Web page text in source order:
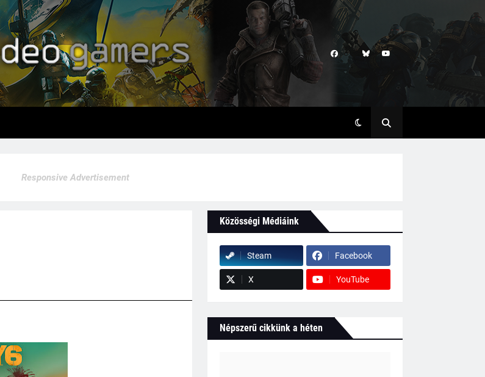
Responsive Advertisement
Közösségi Médiáink
Steam Facebook
X YouTube
Népszerű cikkünk a héten